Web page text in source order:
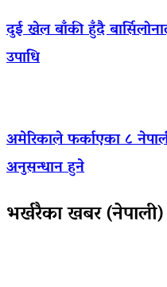
दुई खेल बाँकी हुँदै
उपाधि
अमेरिकाले फर्काएका ८
अनुसन्धान हुने
भर्खरैका खबर (नेपाली)